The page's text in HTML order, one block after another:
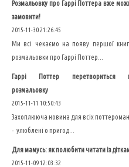
Розмальовку про Гаррі Поттера вже
замовити!
2015-11-30 21:26:45
Ми всі чекаємо на появу першої
розмальовки про Гаррі Поттер...
Гаррі Поттер перетвориться
розмальовку
2015-11-11 10:50:43
Захоплююча новина для всіх
- улюблені о пригод...
Для мамусь: як полюбити читати із
2015-11-09 12:03:32